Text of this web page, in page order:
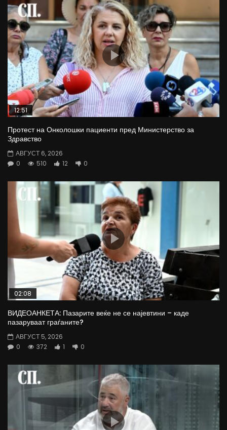
12:51
Протест на Онколошки пациенти пред Министерство за
Здравство
АВГУСТ 6, 2026
0
510 12 0
02:08
ВИДЕОАНКЕТА: Пазарите веќе не се најевтини – каде
пазаруваат граѓаните?
АВГУСТ 5, 2026
0
372 1 0